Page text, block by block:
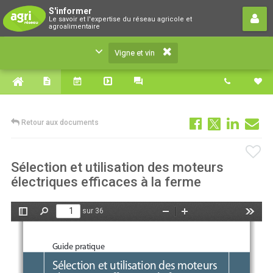
S'informer
Le savoir et l'expertise du réseau agricole et
agroalimentaire
Le savoir et l'expertise du réseau agricole et
agroalimentaire
Vigne et vin
Retour aux documents
Sélection et utilisation des moteurs
électriques efficaces à la ferme
Afficher/Masquer
Rechercher
sur 36
Outils
ZoomZoom
Guide pratique
Sélection et utilisation des moteurs